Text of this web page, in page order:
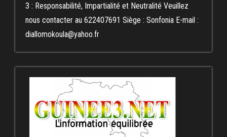
3 : Responsabilité, Impartialité et Neutralité Veuillez
nous contacter au 622407691 Siège : Sonfonia E-mail :
diallomokoula@yahoo.fr